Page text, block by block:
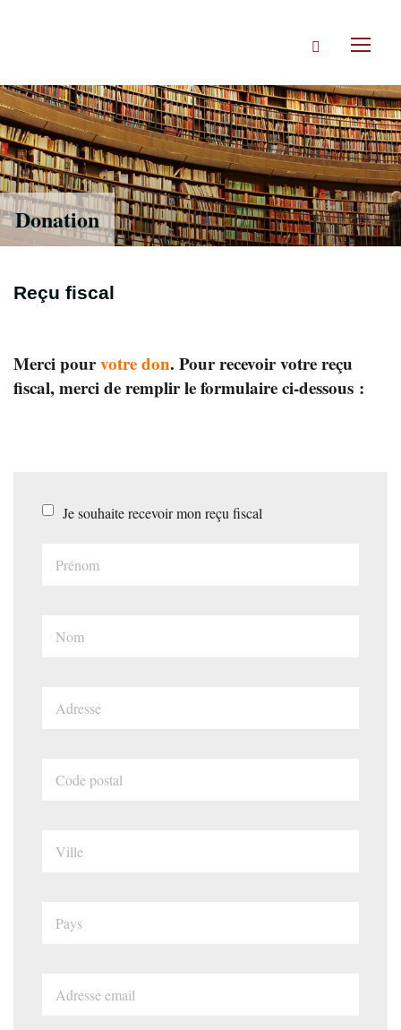
Rechercher
Donation
Reçu fiscal
Merci pourvotre don. Pour recevoir votre reçu
fiscal, merci de remplir le formulaire ci-dessous :
Je souhaite recevoir mon reçu fiscal